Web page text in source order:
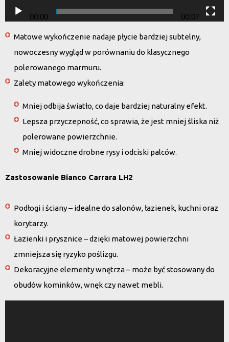
00:00 00:07
Matowe wykończenie nadaje płycie bardziej subtelny,
nowoczesny wygląd w porównaniu do klasycznego
polerowanego marmuru.
Zalety matowego wykończenia:
Mniej odbija światło, co daje bardziej naturalny efekt.
Lepsza przyczepność, co sprawia, że jest mniej śliska niż
polerowane powierzchnie.
Mniej widoczne drobne rysy i odciski palców.
Zastosowanie Bianco Carrara LH2
Podłogi i ściany– idealne do salonów, łazienek, kuchni oraz
korytarzy.
Łazienki i prysznice– dzięki matowej powierzchni
zmniejsza się ryzyko poślizgu.
Dekoracyjne elementy wnętrza– może być stosowany do
obudów kominków, wnęk czy nawet mebli.